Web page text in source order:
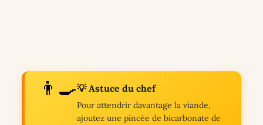
👨‍🍳💡 Astuce du chef
Pour attendrir davantage la viande,
ajoutez une pincée de bicarbonate de